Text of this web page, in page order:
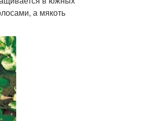
а мякоть